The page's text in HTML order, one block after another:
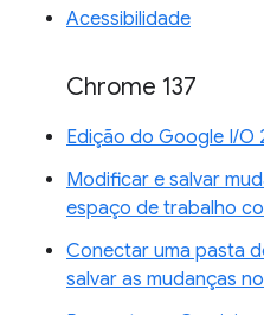
Acessibilidade
Chrome 137
Edição do Google I/O
Modificar e salvar
espaço de trabalho
Conectar uma pasta
salvar as mudanças